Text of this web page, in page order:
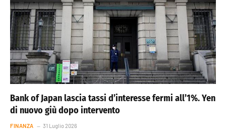
Bank of Japan lascia tassi d’interesse fermi all’1%. Yen
di nuovo giù dopo intervento
FINANZA 31 Luglio 2026